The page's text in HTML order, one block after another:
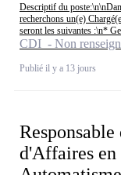
Descriptif du
recherchons un(e)
seront les suivantes :\n*
CDI - Non
Publié il y a 13 jours
d'Affaires